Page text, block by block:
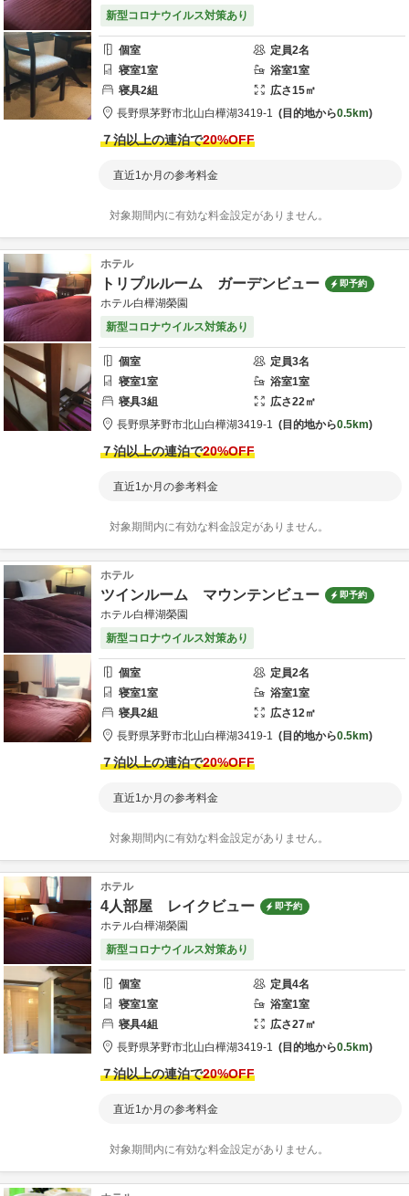
新型コロナウイルス対策あり
個室 定員2名
寝室1室 浴室1室
寝具2組 広さ15㎡
長野県茅野市北山白樺湖3419-1 目的地から0.5km
７泊以上の連泊で20%OFF
直近1か月の参考料金
対象期間内に有効な料金設定がありません。
ホテル
トリプルルーム ガーデンビュー 即予約
ホテル白樺湖榮園
新型コロナウイルス対策あり
個室 定員3名
寝室1室 浴室1室
寝具3組 広さ22㎡
長野県茅野市北山白樺湖3419-1 目的地から0.5km
７泊以上の連泊で20%OFF
直近1か月の参考料金
対象期間内に有効な料金設定がありません。
ホテル
ツインルーム マウンテンビュー 即予約
ホテル白樺湖榮園
新型コロナウイルス対策あり
個室 定員2名
寝室1室 浴室1室
寝具2組 広さ12㎡
長野県茅野市北山白樺湖3419-1 目的地から0.5km
７泊以上の連泊で20%OFF
直近1か月の参考料金
対象期間内に有効な料金設定がありません。
ホテル
4人部屋 レイクビュー 即予約
ホテル白樺湖榮園
新型コロナウイルス対策あり
個室 定員4名
寝室1室 浴室1室
寝具4組 広さ27㎡
長野県茅野市北山白樺湖3419-1 目的地から0.5km
７泊以上の連泊で20%OFF
直近1か月の参考料金
対象期間内に有効な料金設定がありません。